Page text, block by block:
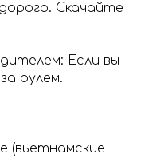
Скачайте
Если вы
рулем.
(вьетнамские